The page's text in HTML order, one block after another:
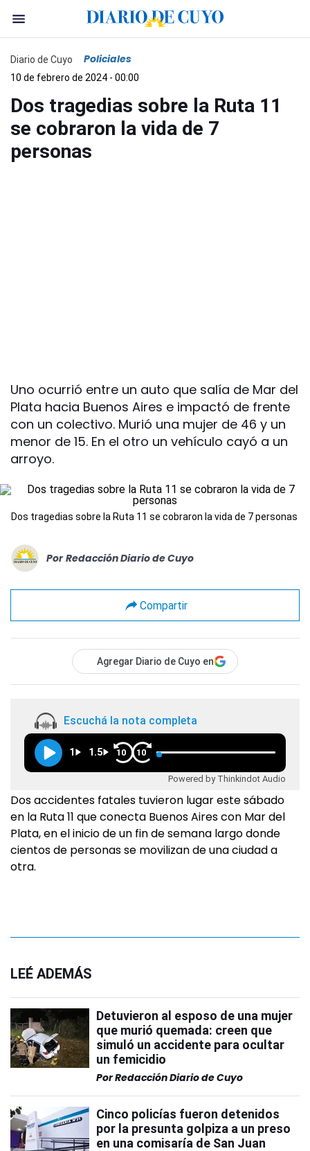
Diario de Cuyo Policiales
10 de febrero de 2024 - 00:00
Dos tragedias sobre la Ruta 11
se cobraron la vida de 7
personas
Uno ocurrió entre un auto que salía de Mar del
Plata hacia Buenos Aires e impactó de frente
con un colectivo. Murió una mujer de 46 y un
menor de 15. En el otro un vehículo cayó a un
arroyo.
Dos tragedias sobre la Ruta 11 se cobraron la vida de 7 personas
Por Redacción Diario de Cuyo
Compartir
Agregar Diario de Cuyo en
Escuchá la nota completa
1 1.5 10 10
Powered by Thinkindot Audio
Dos accidentes fatales tuvieron lugar este sábado
en la Ruta 11 que conecta Buenos Aires con Mar del
Plata, en el inicio de un fin de semana largo donde
cientos de personas se movilizan de una ciudad a
otra.
LEÉ ADEMÁS
Detuvieron al esposo de una mujer
que murió quemada: creen que
simuló un accidente para ocultar
un femicidio
PorRedacción Diario de Cuyo
Cinco policías fueron detenidos
por la presunta golpiza a un preso
en una comisaría de San Juan